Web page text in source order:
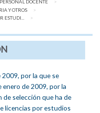
PERSONAL DOCENTE
Y OTROS
ESTUDI...
por la que se
enero de 2009, por la
de selección que ha de
licencias por estudios